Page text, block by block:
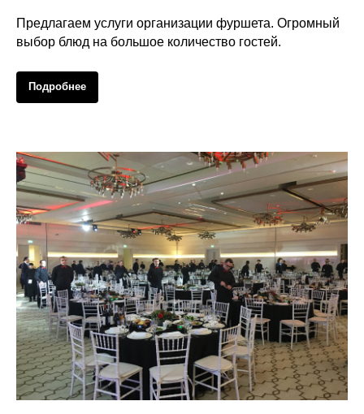
Предлагаем услуги организации фуршета. Огромный
выбор блюд на большое количество гостей.
Подробнее